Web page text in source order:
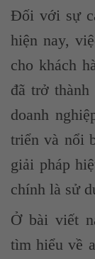
Đối với sự
hiện nay,
cho khách
đã trở
doanh
triển và nổi
giải pháp
chính là sử
Ở bài viết
tìm hiểu về